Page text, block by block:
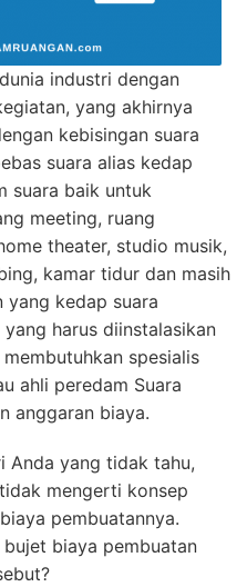
industri dengan
yang akhirnya
kebisingan suara
suara alias kedap
suara baik untuk
meeting, ruang
theater, studio musik,
kamar tidur dan masih
yang kedap suara
harus diinstalasikan
spesialis
ahli peredam Suara
anggaran biaya.
Anda yang tidak tahu,
mengerti konsep
pembuatannya.
biaya pembuatan